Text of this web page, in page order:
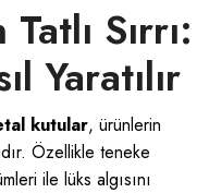
Sırrı:
Yaratılır
kutular, ürünlerin
Özellikle teneke
ile lüks algısını